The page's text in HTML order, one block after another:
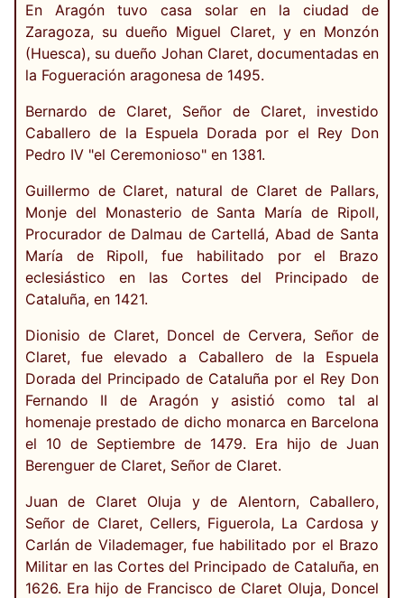
En Aragón tuvo casa solar en la ciudad de
Zaragoza, su dueño Miguel Claret, y en Monzón
(Huesca), su dueño Johan Claret, documentadas en
la Fogueración aragonesa de 1495.
Bernardo de Claret, Señor de Claret, investido
Caballero de la Espuela Dorada por el Rey Don
Pedro IV "el Ceremonioso" en 1381.
Guillermo de Claret, natural de Claret de Pallars,
Monje del Monasterio de Santa María de Ripoll,
Procurador de Dalmau de Cartellá, Abad de Santa
María de Ripoll, fue habilitado por el Brazo
eclesiástico en las Cortes del Principado de
Cataluña, en 1421.
Dionisio de Claret, Doncel de Cervera, Señor de
Claret, fue elevado a Caballero de la Espuela
Dorada del Principado de Cataluña por el Rey Don
Fernando II de Aragón y asistió como tal al
homenaje prestado de dicho monarca en Barcelona
el 10 de Septiembre de 1479. Era hijo de Juan
Berenguer de Claret, Señor de Claret.
Juan de Claret Oluja y de Alentorn, Caballero,
Señor de Claret, Cellers, Figuerola, La Cardosa y
Carlán de Vilademager, fue habilitado por el Brazo
Militar en las Cortes del Principado de Cataluña, en
1626. Era hijo de Francisco de Claret Oluja, Doncel